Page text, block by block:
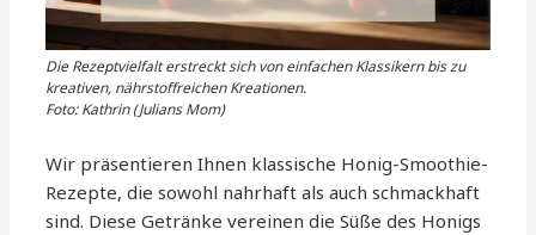
Die Rezeptvielfalt erstreckt sich von einfachen Klassikern bis zu
kreativen, nährstoffreichen Kreationen.
Foto: Kathrin (Julians Mom)
Wir präsentieren Ihnen klassische Honig-Smoothie-
Rezepte, die sowohl nahrhaft als auch schmackhaft
sind. Diese Getränke vereinen die Süße des Honigs